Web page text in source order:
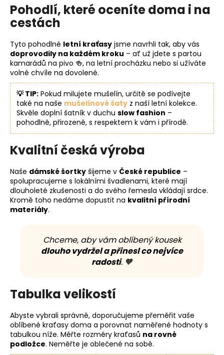
Pohodlí, které oceníte doma i na
cestách
Tyto pohodlné letní kraťasy jsme navrhli tak, aby vás
doprovodily na každém kroku – ať už jdete s partou
kamarádů na pivo 🍻, na letní procházku nebo si užíváte
volné chvíle na dovolené.
💡 TIP: Pokud milujete mušelín, určitě se podívejte
také na naše mušelínové šaty z naší letní kolekce.
Skvěle doplní šatník v duchu slow fashion –
pohodlně, přirozeně, s respektem k vám i přírodě.
Kvalitní česká výroba
Naše dámské šortky šijeme v České republice –
spolupracujeme s lokálními švadlenami, které mají
dlouholeté zkušenosti a do svého řemesla vkládají srdce.
Kromě toho nedáme dopustit na kvalitní přírodní
materiály.
Chceme, aby vám oblíbený kousek
dlouho vydržel a přinesl co nejvíce
radosti. 🧡
Tabulka velikostí
Abyste vybrali správně, doporučujeme přeměřit vaše
oblíbené kraťasy doma a porovnat naměřené hodnoty s
tabulkou níže. Měřte rozměry kraťasů na rovné
podložce. Neměřte je oblečené na sobě.